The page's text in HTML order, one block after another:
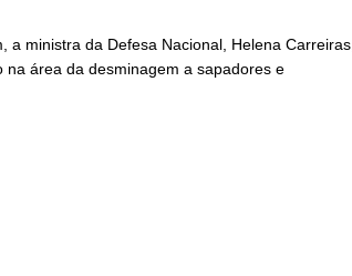
ministra da Defesa Nacional, Helena Carreiras,
área da desminagem a sapadores e